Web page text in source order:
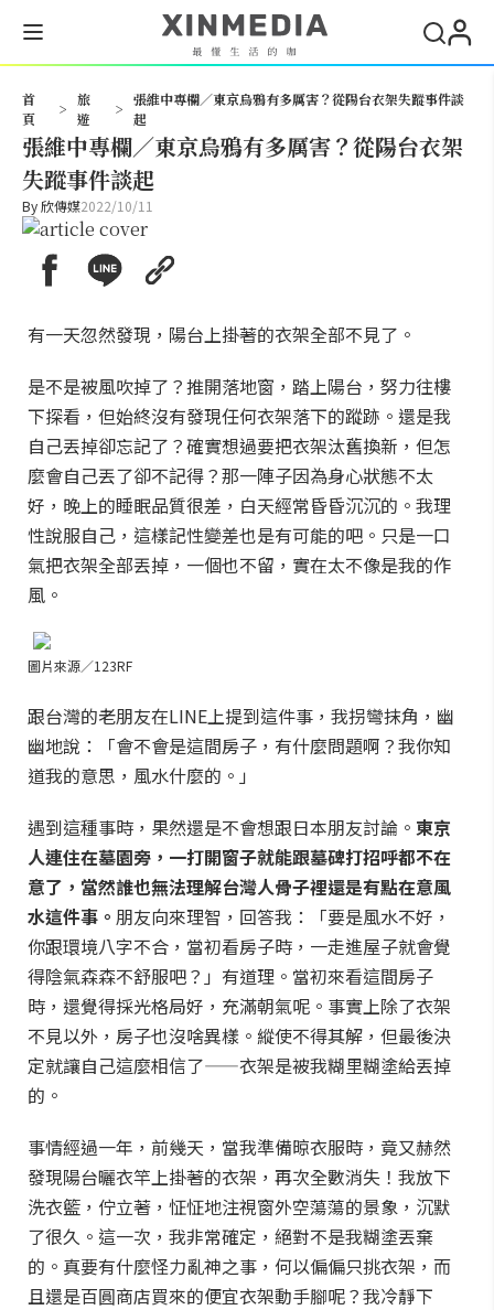
首
頁
>
旅
遊
>
張維中專欄／東京烏鴉有多厲害？從陽台衣架失蹤事件談
起
張維中專欄／東京烏鴉有多厲害？從陽台衣架
失蹤事件談起
By欣傳媒2022/10/11
有一天忽然發現，陽台上掛著的衣架全部不見了。
是不是被風吹掉了？推開落地窗，踏上陽台，努力往樓
下探看，但始終沒有發現任何衣架落下的蹤跡。還是我
自己丟掉卻忘記了？確實想過要把衣架汰舊換新，但怎
麼會自己丟了卻不記得？那一陣子因為身心狀態不太
好，晚上的睡眠品質很差，白天經常昏昏沉沉的。我理
性說服自己，這樣記性變差也是有可能的吧。只是一口
氣把衣架全部丟掉，一個也不留，實在太不像是我的作
風。
圖片來源／123RF
跟台灣的老朋友在LINE上提到這件事，我拐彎抹角，幽
幽地說：「會不會是這間房子，有什麼問題啊？我你知
道我的意思，風水什麼的。」
遇到這種事時，果然還是不會想跟日本朋友討論。 東京
人連住在墓園旁，一打開窗子就能跟墓碑打招呼都不在
意了，當然誰也無法理解台灣人骨子裡還是有點在意風
水這件事。 朋友向來理智，回答我：「要是風水不好，
你跟環境八字不合，當初看房子時，一走進屋子就會覺
得陰氣森森不舒服吧？」有道理。當初來看這間房子
時，還覺得採光格局好，充滿朝氣呢。事實上除了衣架
不見以外，房子也沒啥異樣。縱使不得其解，但最後決
定就讓自己這麼相信了——衣架是被我糊里糊塗給丟掉
的。
事情經過一年，前幾天，當我準備晾衣服時，竟又赫然
發現陽台曬衣竿上掛著的衣架，再次全數消失！我放下
洗衣籃，佇立著，怔怔地注視窗外空蕩蕩的景象，沉默
了很久。這一次，我非常確定，絕對不是我糊塗丟棄
的。真要有什麼怪力亂神之事，何以偏偏只挑衣架，而
且還是百圓商店買來的便宜衣架動手腳呢？我冷靜下